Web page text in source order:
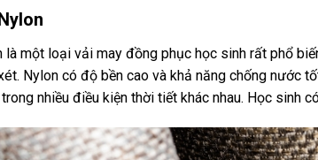
là một loại vải may đồng phục học sinh rất phổ
Nylon có độ bền cao và khả năng chống nước
nhiều điều kiện thời tiết khác nhau. Học sinh